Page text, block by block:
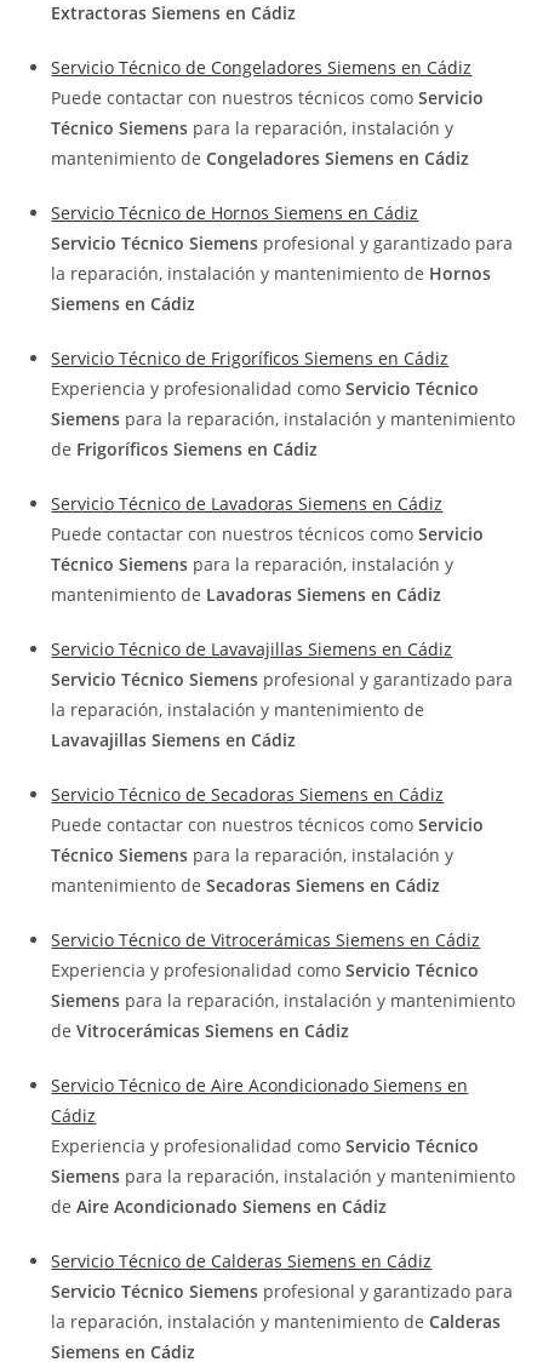
Extractoras Siemens en Cádiz
Servicio Técnico de Congeladores Siemens en Cádiz
Puede contactar con nuestros técnicos como Servicio
Técnico Siemens para la reparación, instalación y
mantenimiento deCongeladores Siemens en Cádiz
Servicio Técnico de Hornos Siemens en Cádiz
Servicio Técnico Siemens profesional y garantizado para
la reparación, instalación y mantenimiento de Hornos
Siemens en Cádiz
Servicio Técnico de Frigoríficos Siemens en Cádiz
Experiencia y profesionalidad comoServicio Técnico
Siemens para la reparación, instalación y mantenimiento
de Frigoríficos Siemens en Cádiz
Servicio Técnico de Lavadoras Siemens en Cádiz
Puede contactar con nuestros técnicos comoServicio
Técnico Siemens para la reparación, instalación y
mantenimiento de Lavadoras Siemens en Cádiz
Servicio Técnico de Lavavajillas Siemens en Cádiz
Servicio Técnico Siemens profesional y garantizado para
la reparación, instalación y mantenimiento de
Lavavajillas Siemens en Cádiz
Servicio Técnico de Secadoras Siemens en Cádiz
Puede contactar con nuestros técnicos comoServicio
Técnico Siemens para la reparación, instalación y
mantenimiento deSecadoras Siemens en Cádiz
Servicio Técnico de Vitrocerámicas Siemens en Cádiz
Experiencia y profesionalidad comoServicio Técnico
Siemens para la reparación, instalación y mantenimiento
deVitrocerámicas Siemens en Cádiz
Servicio Técnico de Aire Acondicionado Siemens en
Cádiz
Experiencia y profesionalidad comoServicio Técnico
Siemens para la reparación, instalación y mantenimiento
deAire Acondicionado Siemens en Cádiz
Servicio Técnico de Calderas Siemens en Cádiz
Servicio Técnico Siemens profesional y garantizado para
la reparación, instalación y mantenimiento deCalderas
Siemens en Cádiz